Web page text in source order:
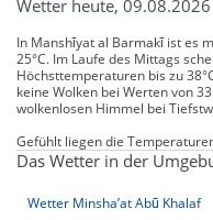
Wetter heute, 09.08.2026
In Manshīyat al Barmakī ist es
25°C. Im Laufe des Mittags
Höchsttemperaturen bis zu
keine Wolken bei Werten von
wolkenlosen Himmel bei
Gefühlt liegen die
Das Wetter in der
Wetter Minsha’at Abū Khalaf